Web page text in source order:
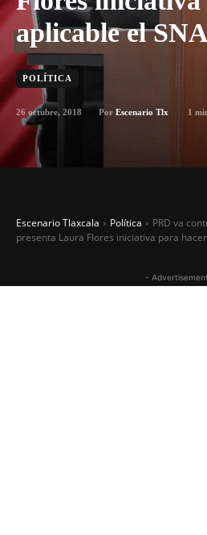
aplicable el SNA
POLÍTICA
26 octubre, 2018 Por Escenario Tlx 1
Escenario Tlaxcala Política
PRD va
presenta Laura Flores iniciativa para
-